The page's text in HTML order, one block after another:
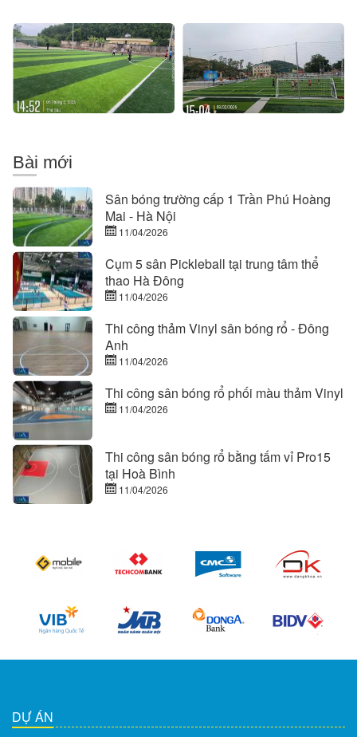
nhân
tạo
tại
Hoành
Bồ
–
cỏ
nhân
tạo
tại
đảo
Ninh
Bài mới
Sân bóng trường cấp 1 Trần Phú Hoàng
Mai - Hà Nội
11/04/2026
Cụm 5 sân Pickleball tại trung tâm thể
thao Hà Đông
11/04/2026
Thi công thảm Vinyl sân bóng rổ - Đông
Anh
11/04/2026
Thi công sân bóng rổ phối màu thảm Vinyl
11/04/2026
Thi công sân bóng rổ bằng tấm vỉ Pro15
tại Hoà Bình
11/04/2026
DỰ ÁN